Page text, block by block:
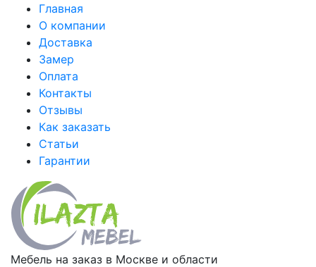
Главная
О компании
Доставка
Замер
Оплата
Контакты
Отзывы
Как заказать
Статьи
Гарантии
Мебель на заказ в Москве и области